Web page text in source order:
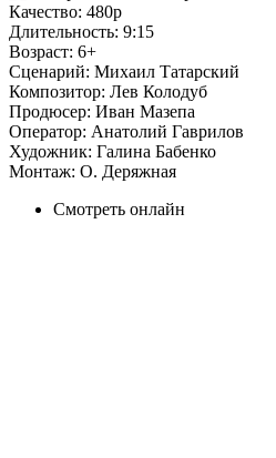
Качество: 480p
Длительность: 9:15
Возраст: 6+
Сценарий: Михаил Татарский
Композитор: Лев Колодуб
Продюсер: Иван Мазепа
Оператор: Анатолий Гаврилов
Художник: Галина Бабенко
Монтаж: О. Деряжная
Смотреть онлайн